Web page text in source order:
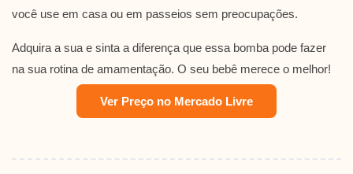
você use em casa ou em passeios sem preocupações.
Adquira a sua e sinta a diferença que essa bomba pode fazer
na sua rotina de amamentação. O seu bebê merece o melhor!
Ver Preço no Mercado Livre